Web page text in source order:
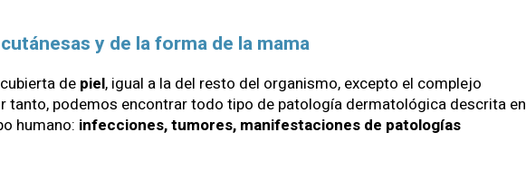
y de la forma de la mama
depiel, igual a la del resto del organismo, excepto el complejo
tanto, podemos encontrar todo tipo de patología dermatológica descrita en
humano: infecciones, tumores, manifestaciones de patologías